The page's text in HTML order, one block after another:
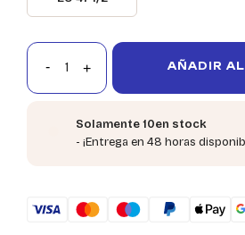
AÑADIR
Solamente 10en stock
- ¡Entrega en 48 horas